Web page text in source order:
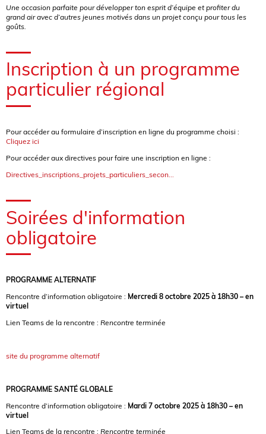
Une occasion parfaite pour développer ton esprit d’équipe et profiter du
grand air avec d’autres jeunes motivés dans un projet conçu pour tous les
goûts.
Inscription à un programme
particulier régional
Pour accéder au formulaire d’inscription en ligne du programme choisi :
Cliquez ici
Pour accéder aux directives pour faire une inscription en ligne :
Directives_inscriptions_projets_particuliers_secon...
Soirées d'information
obligatoire
PROGRAMME ALTERNATIF
Rencontre d’information obligatoire : Mercredi 8 octobre 2025 à 18h30 – en
virtuel
Lien Teams de la rencontre : Rencontre terminée
site du programme alternatif
PROGRAMME SANTÉ GLOBALE
Rencontre d’information obligatoire : Mardi 7 octobre 2025 à 18h30 – en
virtuel
Lien Teams de la rencontre : Rencontre terminée